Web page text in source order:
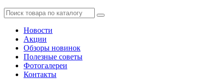
Новости
Акции
Обзоры новинок
Полезные советы
Фотогалереи
Контакты